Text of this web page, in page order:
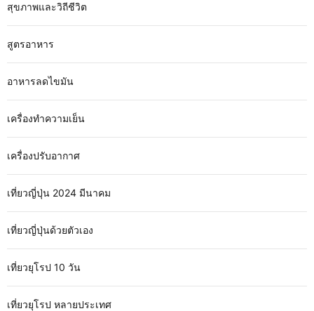
สุขภาพและวิถีชีวิต
สูตรอาหาร
อาหารลดไขมัน
เครื่องทำความเย็น
เครื่องปรับอากาศ
เที่ยวญี่ปุ่น 2024 มีนาคม
เที่ยวญี่ปุ่นด้วยตัวเอง
เที่ยวยุโรป 10 วัน
เที่ยวยุโรป หลายประเทศ